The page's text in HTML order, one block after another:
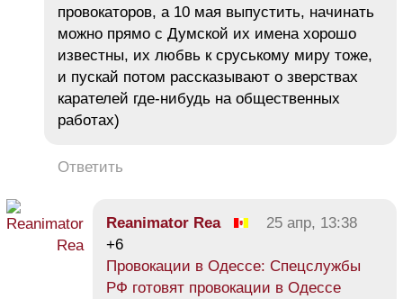
провокаторов, а 10 мая выпустить, начинать
можно прямо с Думской их имена хорошо
известны, их любвь к сруському миру тоже,
и пускай потом рассказывают о зверствах
карателей где-нибудь на общественных
работах)
Ответить
Reanimator Rea
25 апр, 13:38
+6
Провокации в Одессе: Спецслужбы
РФ готовят провокации в Одессе